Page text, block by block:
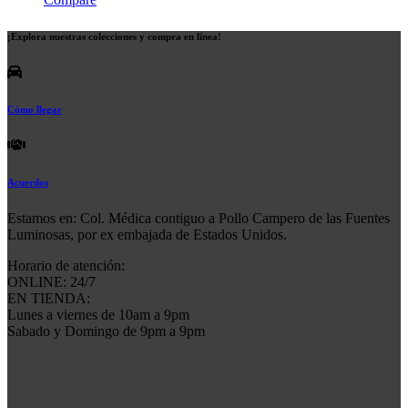
¡Explora nuestras colecciones y compra en línea!
Cómo llegar
Acuerdos
Estamos en: Col. Médica contiguo a Pollo Campero de las Fuentes
Luminosas, por ex embajada de Estados Unidos.
Horario de atención:
ONLINE: 24/7
EN TIENDA:
Lunes a viernes de 10am a 9pm
Sabado y Domingo de 9pm a 9pm